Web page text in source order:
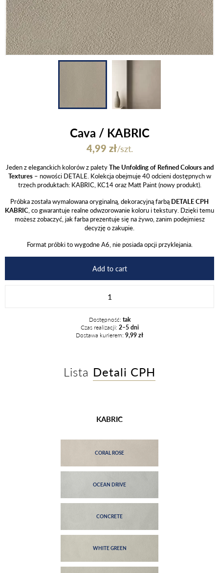
Cava / KABRIC
4,99 zł/szt.
Jeden z eleganckich kolorów z paletyThe Unfolding of Refined Colours and
Textures– nowości DETALE. Kolekcja obejmuje 40 odcieni dostępnych w
trzech produktach: KABRIC, KC14 oraz Matt Paint (nowy produkt).
Próbka została wymalowana oryginalną, dekoracyjną farbą DETALE CPH
KABRIC, co gwarantuje realne odwzorowanie koloru i tekstury. Dzięki temu
możesz zobaczyć, jak farba prezentuje się na żywo, zanim podejmiesz
decyzję o zakupie.
Format próbki to wygodne A6, nie posiada opcji przyklejania.
Add to cart
Dostępność: tak
Czas realizacji: 2–5 dni
Dostawa kurierem: 9,99 zł
Lista Detali CPH
KABRIC